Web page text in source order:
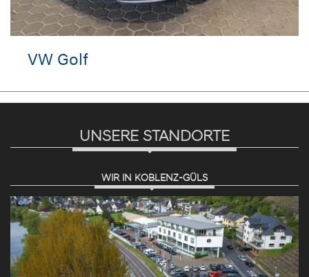
VW Golf
UNSERE STANDORTE
WIR IN KOBLENZ-GÜLS